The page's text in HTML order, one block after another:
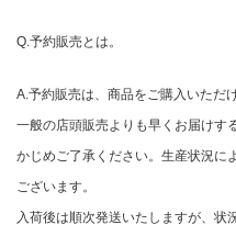
Q.予約販売とは。
A.予約販売は、商品をご購入いただ
一般の店頭販売よりも早くお届けす
かじめご了承ください。生産状況に
ございます。
入荷後は順次発送いたしますが、状